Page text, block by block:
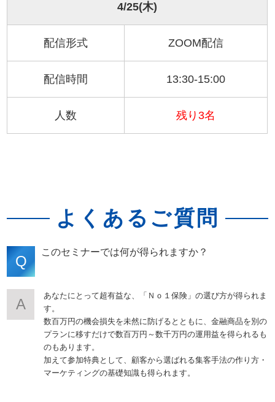
4/25(木)
配信形式 ZOOM配信
配信時間 13:30-15:00
人数 残り3名
よくあるご質問
Q
このセミナーでは何が得られますか？
A
あなたにとって超有益な、「Ｎｏ１保険」の選び方が得られま
す。
数百万円の機会損失を未然に防げるとともに、金融商品を別の
プランに移すだけで数百万円～数千万円の運用益を得られるも
のもあります。
加えて参加特典として、顧客から選ばれる集客手法の作り方・
マーケティングの基礎知識も得られます。